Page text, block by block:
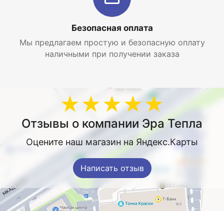
Безопасная оплата
Мы предлагаем простую и безопасную оплату
наличными при получении заказа
★★★★★
Отзывы о компании Эра Тепла
Оцените наш магазин на Яндекс.Карты
Написать отзыв